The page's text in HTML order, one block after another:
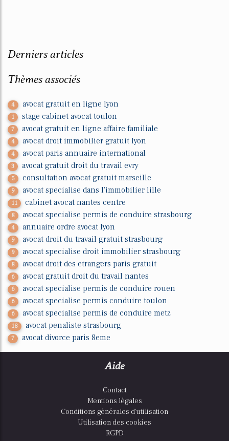
Derniers articles
Thèmes associés
4 avocat gratuit en ligne lyon
1 stage cabinet avocat toulon
7 avocat gratuit en ligne affaire familiale
4 avocat droit immobilier gratuit lyon
4 avocat paris annuaire international
3 avocat gratuit droit du travail evry
5 consultation avocat gratuit marseille
9 avocat specialise dans l'immobilier lille
11 cabinet avocat nantes centre
8 avocat specialise permis de conduire strasbourg
4 annuaire ordre avocat lyon
9 avocat droit du travail gratuit strasbourg
9 avocat specialise droit immobilier strasbourg
8 avocat droit des etrangers paris gratuit
6 avocat gratuit droit du travail nantes
6 avocat specialise permis de conduire rouen
6 avocat specialise permis conduire toulon
6 avocat specialise permis de conduire metz
18 avocat penaliste strasbourg
7 avocat divorce paris 8eme
Aide
Contact
Mentions légales
Conditions générales d'utilisation
Utilisation des cookies
RGPD